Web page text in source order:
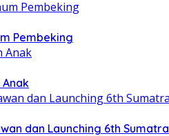
Pembeking
dan Launching 6th